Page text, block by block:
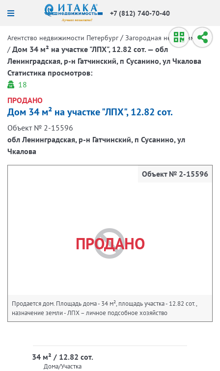
+7 (812) 740-70-40
Агентство недвижимости Петербург / Загородная недвижимость
/ Дом 34 м² на участке "ЛПХ", 12.82 сот. — обл
Ленинградская, р-н Гатчинский, п Сусанино, ул Чкалова
Статистика просмотров:
18
ПРОДАНО
Дом 34 м² на участке "ЛПХ", 12.82 сот.
Объект № 2-15596
обл Ленинградская, р-н Гатчинский, п Сусанино, ул
Чкалова
ПРОДАНО
Объект № 2-15596
Продается дом. Площадь дома - 34 м², площадь участка - 12.82 сот.,
назначение земли - ЛПХ – личное подсобное хозяйство
34 м² / 12.82 сот.
Дома/Участка